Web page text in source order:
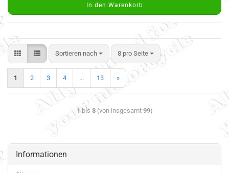
In den Warenkorb
Sortieren nach 8 pro Seite
1 2 3 4 ... 13 »
1bis 8(von insgesamt 99)
Informationen